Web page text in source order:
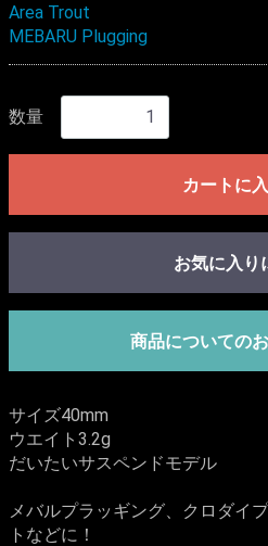
Area Trout
MEBARU Plugging
数量
カートに
お気に入り
商品についての
サイズ40mm
ウエイト3.2g
だいたいサスペンドモデル
メバルプラッギング、クロダイ
トなどに！